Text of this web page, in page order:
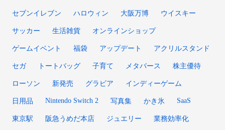
セブンイレブン ハロウィン 大阪万博 ウイスキー
サッカー 生活雑貨 オンラインショップ
ゲームイベント 福袋 アップデート アクリルスタンド
セガ トートバッグ 子育て メタバース 株主優待
ローソン 新発売 グラビア インディーゲーム
日用品 Nintendo Switch 2 写真集 かき氷 SaaS
東京駅 阪急うめだ本店 ジュエリー 業務効率化